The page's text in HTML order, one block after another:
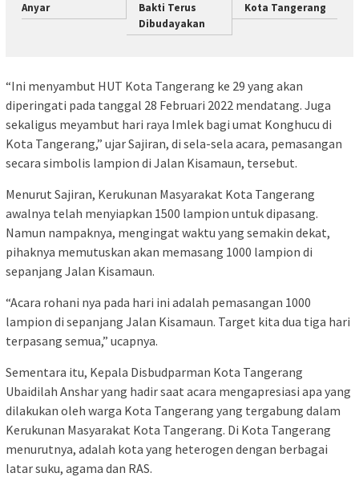
Anyar
Bakti Terus
Dibudayakan
Kota Tangerang
“Ini menyambut HUT Kota Tangerang ke 29 yang akan
diperingati pada tanggal 28 Februari 2022 mendatang. Juga
sekaligus meyambut hari raya Imlek bagi umat Konghucu di
Kota Tangerang,” ujar Sajiran, di sela-sela acara, pemasangan
secara simbolis lampion di Jalan Kisamaun, tersebut.
Menurut Sajiran, Kerukunan Masyarakat Kota Tangerang
awalnya telah menyiapkan 1500 lampion untuk dipasang.
Namun nampaknya, mengingat waktu yang semakin dekat,
pihaknya memutuskan akan memasang 1000 lampion di
sepanjang Jalan Kisamaun.
“Acara rohani nya pada hari ini adalah pemasangan 1000
lampion di sepanjang Jalan Kisamaun. Target kita dua tiga hari
terpasang semua,” ucapnya.
Sementara itu, Kepala Disbudparman Kota Tangerang
Ubaidilah Anshar yang hadir saat acara mengapresiasi apa yang
dilakukan oleh warga Kota Tangerang yang tergabung dalam
Kerukunan Masyarakat Kota Tangerang. Di Kota Tangerang
menurutnya, adalah kota yang heterogen dengan berbagai
latar suku, agama dan RAS.